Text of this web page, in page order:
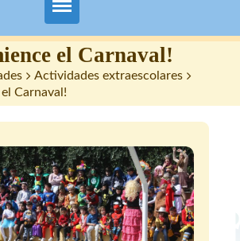
centro
el Carnaval!
> Actividades extraescolares >
Carnaval!